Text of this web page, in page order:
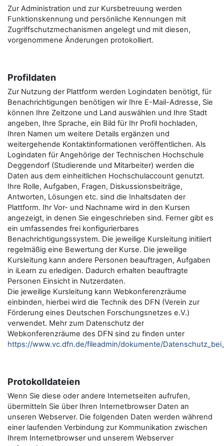
Zur Administration und zur Kursbetreuung werden
Funktionskennung und persönliche Kennungen mit
Zugriffschutzmechanismen angelegt und mit diesen,
vorgenommene Änderungen protokolliert.
Profildaten
Zur Nutzung der Plattform werden Logindaten benötigt, für
Benachrichtigungen benötigen wir Ihre E-Mail-Adresse, Sie
können Ihre Zeitzone und Land auswählen und Ihre Stadt
angeben, Ihre Sprache, ein Bild für Ihr Profil hochladen,
Ihren Namen um weitere Details ergänzen und
weitergehende Kontaktinformationen veröffentlichen. Als
Logindaten für Angehörige der Technischen Hochschule
Deggendorf (Studierende und Mitarbeiter) werden die
Daten aus dem einheitlichen Hochschulaccount genutzt.
Ihre Rolle, Aufgaben, Fragen, Diskussionsbeiträge,
Antworten, Lösungen etc. sind die Inhaltsdaten der
Plattform. Ihr Vor- und Nachname wird in den Kursen
angezeigt, in denen Sie eingeschrieben sind. Ferner gibt es
ein umfassendes frei konfigurierbares
Benachrichtigungssystem. Die jeweilige Kursleitung initiiert
regelmäßig eine Bewertung der Kurse. Die jeweilige
Kursleitung kann andere Personen beauftragen, Aufgaben
in iLearn zu erledigen. Dadurch erhalten beauftragte
Personen Einsicht in Nutzerdaten.
Die jeweilige Kursleitung kann Webkonferenzräume
einbinden, hierbei wird die Technik des DFN (Verein zur
Förderung eines Deutschen Forschungsnetzes e.V.)
verwendet. Mehr zum Datenschutz der
Webkonferenzräume des DFN sind zu finden unter
https://www.vc.dfn.de/fileadmin/dokumente/
Protokolldateien
Wenn Sie diese oder andere Internetseiten aufrufen,
übermitteln Sie über Ihren Internetbrowser Daten an
unseren Webserver. Die folgenden Daten werden während
einer laufenden Verbindung zur Kommunikation zwischen
Ihrem Internetbrowser und unserem Webserver